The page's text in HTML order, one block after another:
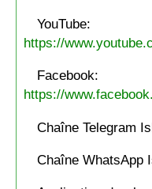
YouTube:
https://
Facebook:
https://
Chaîne Telegram
Chaîne WhatsApp